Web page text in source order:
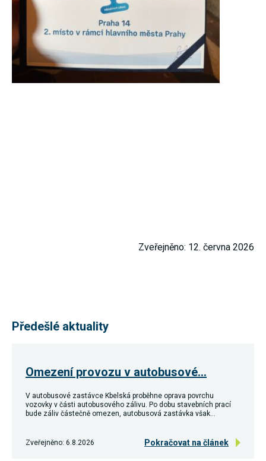
Zveřejněno: 12. června 2026
Předešlé aktuality
Omezení provozu v autobusové…
V autobusové zastávce Kbelská proběhne oprava povrchu
vozovky v části autobusového zálivu. Po dobu stavebních prací
bude záliv částečně omezen, autobusová zastávka však…
Zveřejněno: 6.8.2026 Pokračovat na článek
nebo reklamy jak na
tak na stránkách
třetích subjektů.
Díky tomu můžeme
vytvářet profily
založené na Vašich
zájmech, tak zvané
Vašim zájmům.